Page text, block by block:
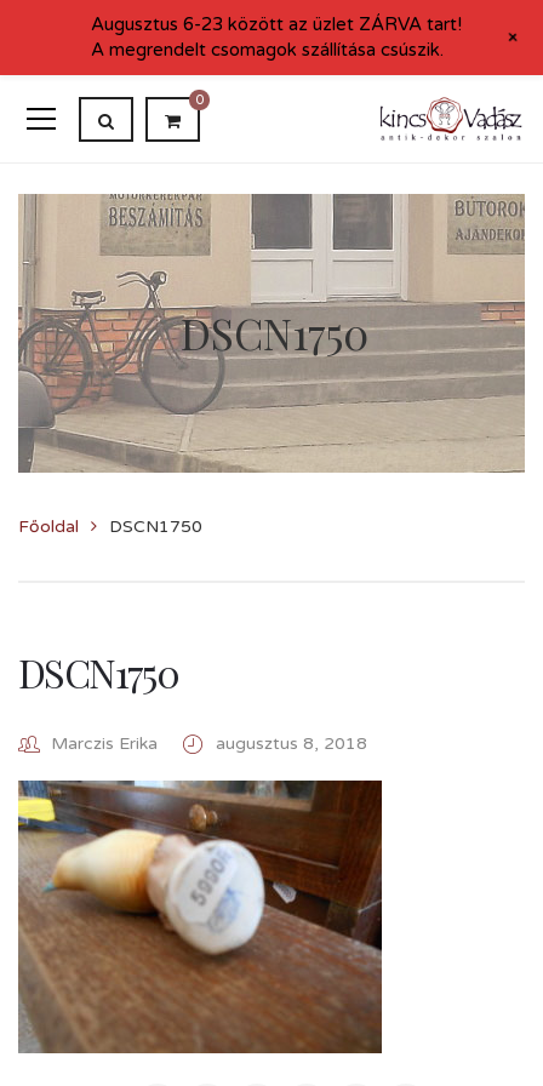
0
DSCN1750
Főoldal DSCN1750
DSCN1750
Marczis Erika augusztus 8, 2018
Augusztus 6-23 között az üzlet ZÁRVA tart!
A megrendelt csomagok szállítása csúszik.
+